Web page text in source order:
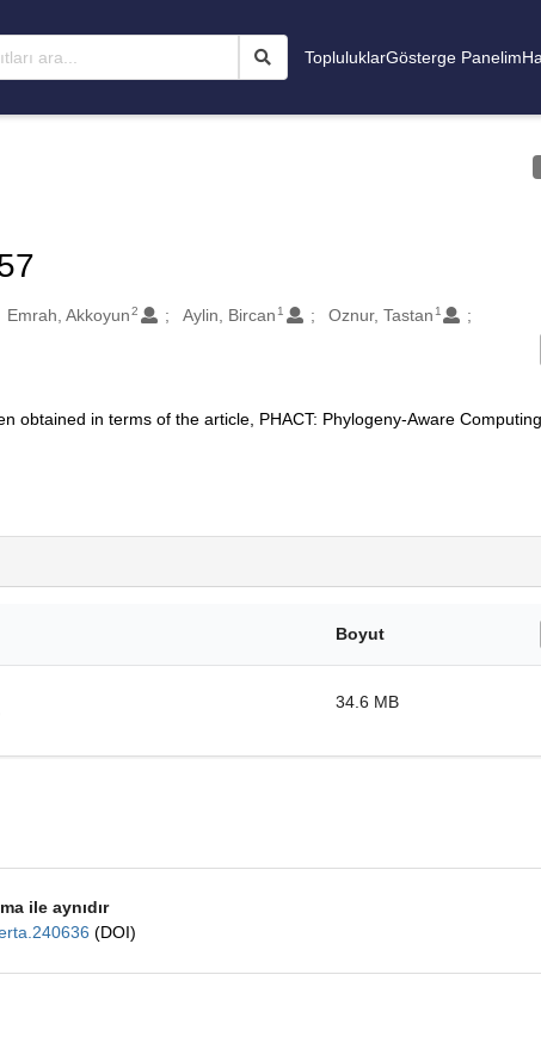
TopluluklarGösterge Panelim
Emrah, Akkoyun 2 Aylin, Bircan 1 Oznur, Tastan 1
obtained in terms of the article, PHACT: Phylogeny-Aware
Boyut
34.6 MB
ile aynıdır
(DOI)